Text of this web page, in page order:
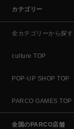
カテゴリー
全カテゴリーから探す
culture TOP
POP-UP SHOP TOP
PARCO GAMES TOP
全国のPARCO店舗